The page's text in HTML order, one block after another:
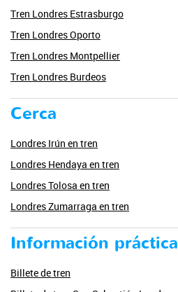
Tren Londres Estrasburgo
Tren Londres Oporto
Tren Londres Montpellier
Tren Londres Burdeos
Cerca
Londres Irún en tren
Londres Hendaya en tren
Londres Tolosa en tren
Londres Zumarraga en tren
Información práctica
Billete de tren